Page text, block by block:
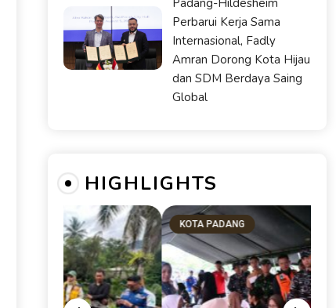
Padang-Hildesheim
Perbarui Kerja Sama
Internasional, Fadly
Amran Dorong Kota Hijau
dan SDM Berdaya Saing
Global
HIGHLIGHTS
KOTA PADANG